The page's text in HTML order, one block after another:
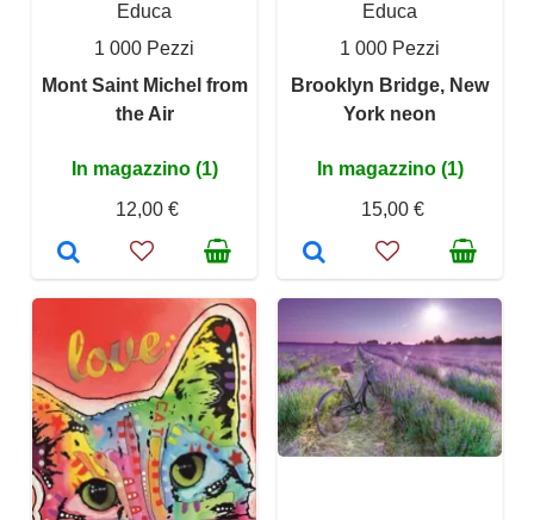
Educa
1 000 Pezzi
Mont Saint Michel from
the Air
In magazzino (1)
12,00 €
Educa
1 000 Pezzi
Brooklyn Bridge, New
York neon
In magazzino (1)
15,00 €